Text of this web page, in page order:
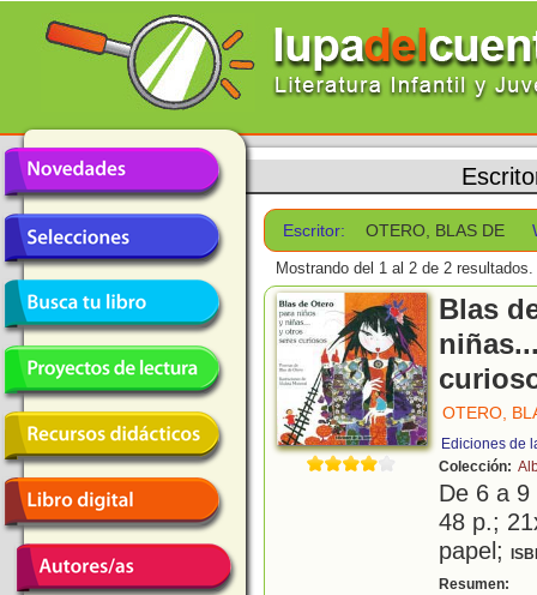
Escritor: OTERO, BLAS DE
Mostrando del 1 al 2 de 2 resultados.
Blas
OTERO,
Ediciones de
Colección:
De 6 a
48 p.;
papel;
Resumen: